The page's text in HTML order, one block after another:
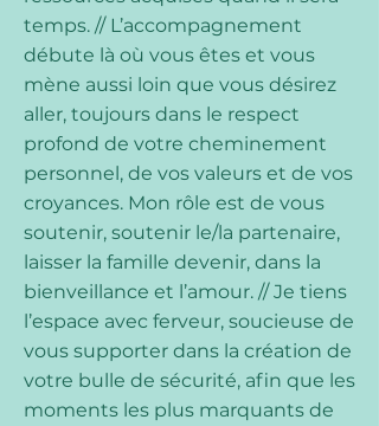
temps. // L’accompagnement
débute là où vous êtes et vous
mène aussi loin que vous désirez
aller, toujours dans le respect
profond de votre cheminement
personnel, de vos valeurs et de vos
croyances. Mon rôle est de vous
soutenir, soutenir le/la partenaire,
laisser la famille devenir, dans la
bienveillance et l’amour. // Je tiens
l’espace avec ferveur, soucieuse de
vous supporter dans la création de
votre bulle de sécurité, afin que les
moments les plus marquants de